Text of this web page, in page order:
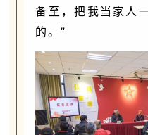
备至，把我当家人
的。”